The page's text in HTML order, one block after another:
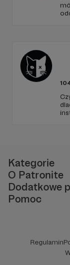
Kategorie
O Patronite
Dodatkowe
Pomoc
Regulamin